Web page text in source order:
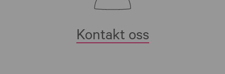
Kontakt oss